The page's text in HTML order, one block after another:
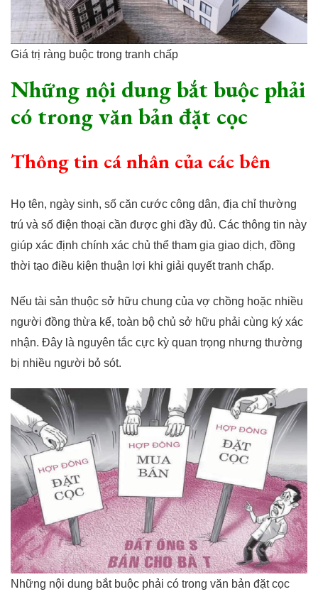
Giá trị ràng buộc trong tranh chấp
Những nội dung bắt buộc phải
có trong văn bản đặt cọc
Thông tin cá nhân của các bên
Họ tên, ngày sinh, số căn cước công dân, địa chỉ thường
trú và số điện thoại cần được ghi đầy đủ. Các thông tin này
giúp xác định chính xác chủ thể tham gia giao dịch, đồng
thời tạo điều kiện thuận lợi khi giải quyết tranh chấp.
Nếu tài sản thuộc sở hữu chung của vợ chồng hoặc nhiều
người đồng thừa kế, toàn bộ chủ sở hữu phải cùng ký xác
nhận. Đây là nguyên tắc cực kỳ quan trọng nhưng thường
bị nhiều người bỏ sót.
Những nội dung bắt buộc phải có trong văn bản đặt cọc